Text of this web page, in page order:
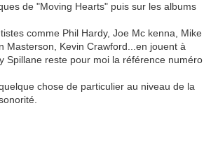
de "Moving Hearts" puis sur les albums
comme Phil Hardy, Joe Mc kenna, Mike
Masterson, Kevin Crawford...en jouent à
Spillane reste pour moi la référence numéro
chose de particulier au niveau de la